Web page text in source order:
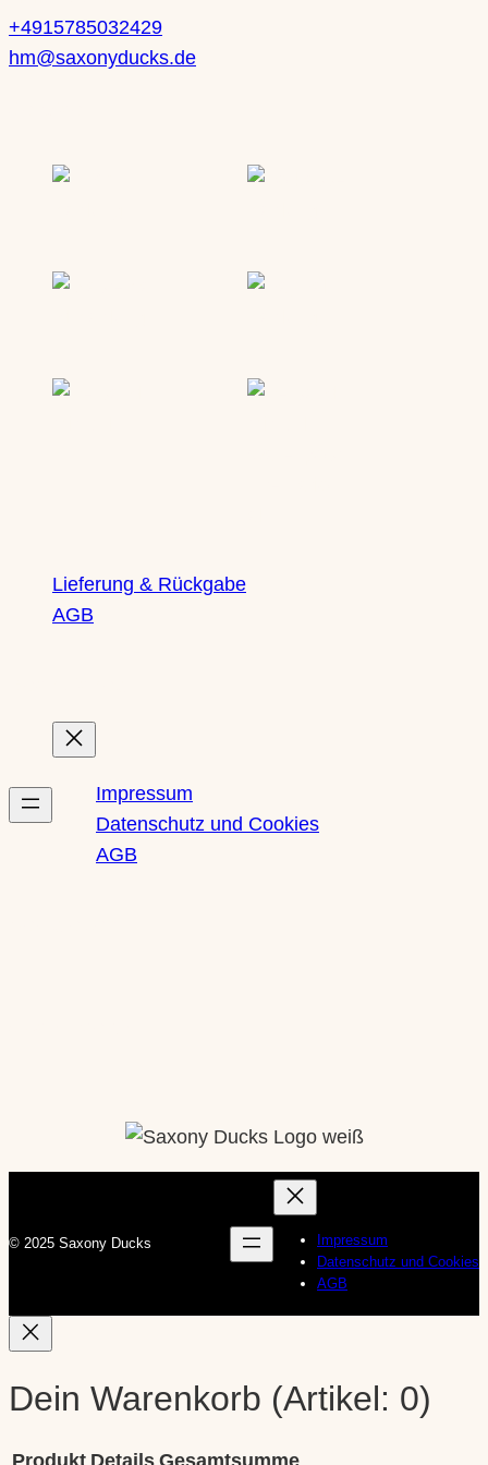
+4915785032429
hm@saxonyducks.de
Lieferung & Rückgabe
AGB
Impressum
Datenschutz und Cookies
AGB
© 2025 Saxony Ducks
Impressum
Datenschutz und Cookies
AGB
Dein Warenkorb (Artikel: 0)